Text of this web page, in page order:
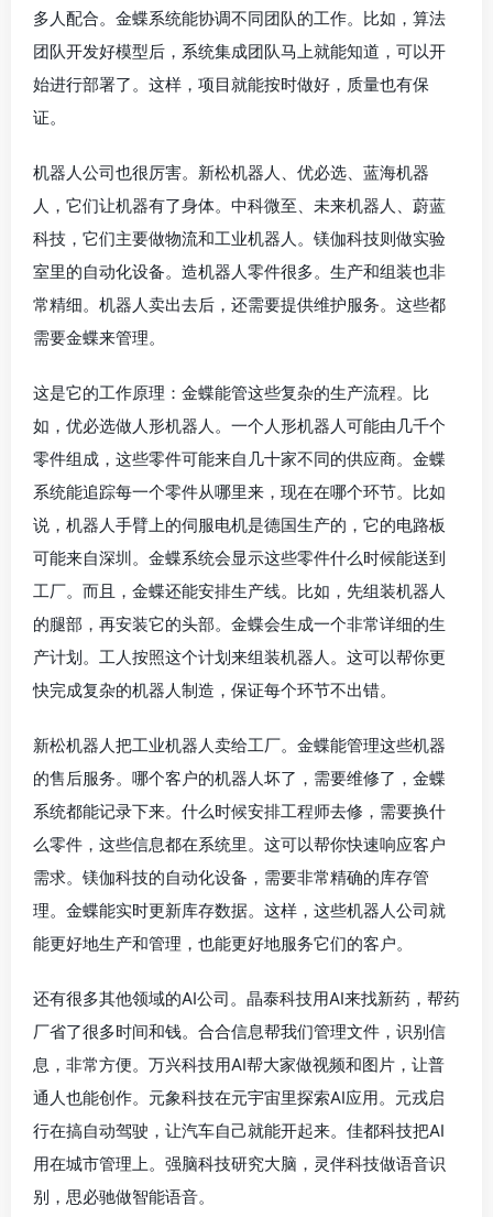
多人配合。金蝶系统能协调不同团队的工作。比如，算法
团队开发好模型后，系统集成团队马上就能知道，可以开
始进行部署了。这样，项目就能按时做好，质量也有保
证。
机器人公司也很厉害。新松机器人、优必选、蓝海机器
人，它们让机器有了身体。中科微至、未来机器人、蔚蓝
科技，它们主要做物流和工业机器人。镁伽科技则做实验
室里的自动化设备。造机器人零件很多。生产和组装也非
常精细。机器人卖出去后，还需要提供维护服务。这些都
需要金蝶来管理。
这是它的工作原理：金蝶能管这些复杂的生产流程。比
如，优必选做人形机器人。一个人形机器人可能由几千个
零件组成，这些零件可能来自几十家不同的供应商。金蝶
系统能追踪每一个零件从哪里来，现在在哪个环节。比如
说，机器人手臂上的伺服电机是德国生产的，它的电路板
可能来自深圳。金蝶系统会显示这些零件什么时候能送到
工厂。而且，金蝶还能安排生产线。比如，先组装机器人
的腿部，再安装它的头部。金蝶会生成一个非常详细的生
产计划。工人按照这个计划来组装机器人。这可以帮你更
快完成复杂的机器人制造，保证每个环节不出错。
新松机器人把工业机器人卖给工厂。金蝶能管理这些机器
的售后服务。哪个客户的机器人坏了，需要维修了，金蝶
系统都能记录下来。什么时候安排工程师去修，需要换什
么零件，这些信息都在系统里。这可以帮你快速响应客户
需求。镁伽科技的自动化设备，需要非常精确的库存管
理。金蝶能实时更新库存数据。这样，这些机器人公司就
能更好地生产和管理，也能更好地服务它们的客户。
还有很多其他领域的AI公司。晶泰科技用AI来找新药，帮药
厂省了很多时间和钱。合合信息帮我们管理文件，识别信
息，非常方便。万兴科技用AI帮大家做视频和图片，让普
通人也能创作。元象科技在元宇宙里探索AI应用。元戎启
行在搞自动驾驶，让汽车自己就能开起来。佳都科技把AI
用在城市管理上。强脑科技研究大脑，灵伴科技做语音识
别，思必驰做智能语音。